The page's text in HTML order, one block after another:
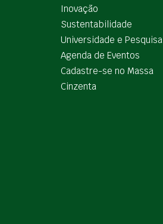
Inovação
Sustentabilidade
Universidade e Pesquisa
Agenda de Eventos
Cadastre-se no Massa
Cinzenta